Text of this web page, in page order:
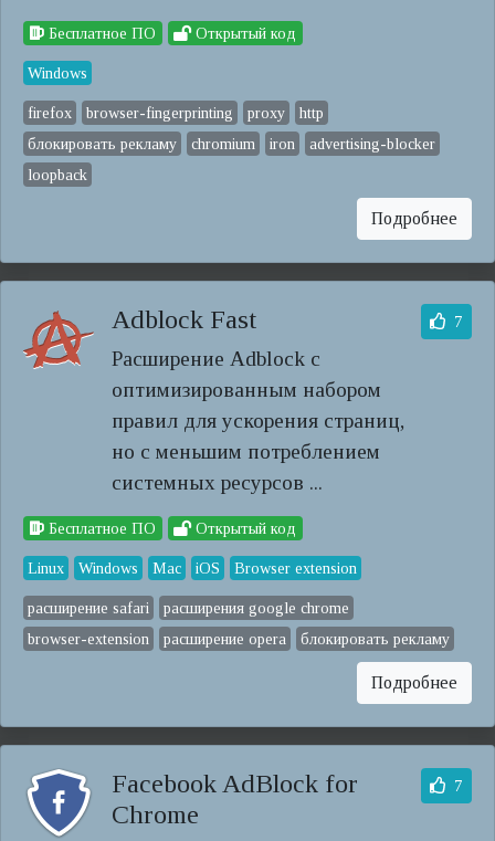
Бесплатное ПО Открытый код
Windows
firefox browser-fingerprinting proxy
http
блокировать рекламу
chromium iron
advertising-blocker
loopback
Подробнее
Adblock Fast
Расширение Adblock с
оптимизированным набором
правил для ускорения страниц,
но с меньшим потреблением
системных ресурсов ...
7
Бесплатное ПО Открытый код
Linux Windows Mac iOS Browser extension
расширение safari
расширения google chrome
browser-extension
расширение opera блокировать рекламу
Подробнее
Facebook AdBlock for
Chrome
7